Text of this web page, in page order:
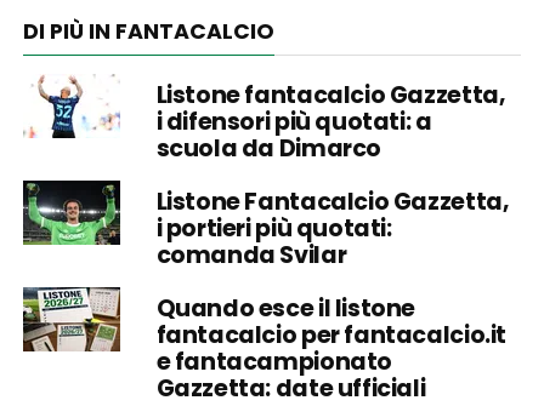
DI PIÙ IN FANTACALCIO
Listone fantacalcio Gazzetta,
i difensori più quotati: a
scuola da Dimarco
Listone Fantacalcio Gazzetta,
i portieri più quotati:
comanda Svilar
Quando esce il listone
fantacalcio per fantacalcio.it
e fantacampionato
Gazzetta: date ufficiali